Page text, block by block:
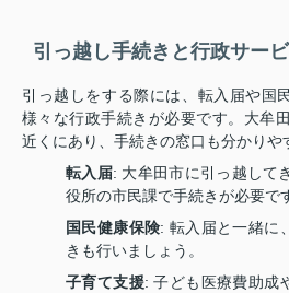
引っ越し手続きと行政サー
引っ越しをする際には、転入届や国
様々な行政手続きが必要です。大牟
近くにあり、手続きの窓口も分かりや
転入届: 大牟田市に引っ越して
役所の市民課で手続きが必要で
国民健康保険: 転入届と一緒に
きも行いましょう。
子育て支援: 子ども医療費助成